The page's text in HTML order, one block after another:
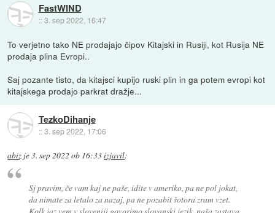
FastWIND
::3. sep 2022, 16:47
To verjetno tako NE prodajajo čipov Kitajski in Rusiji, kot Rusija NE
prodaja plina Evropi..
Saj pozante tisto, da kitajsci kupijo ruski plin in ga potem evropi kot
kitajskega prodajo parkrat dražje...
TezkoDihanje
::3. sep 2022, 17:06
abiz je3. sep 2022 ob 16:33izjavil:
Sj pravim, če vam kaj ne paše, idite v ameriko, pa ne pol jokat,
da nimate za letalo za nazaj, pa ne pozabit šotora zram vzet.